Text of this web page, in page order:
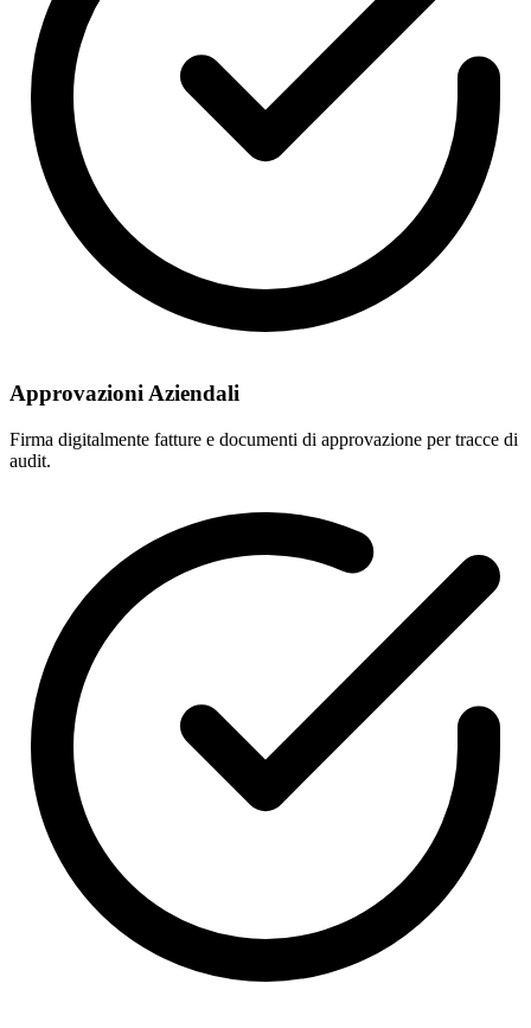
Approvazioni Aziendali
Firma digitalmente fatture e documenti di approvazione per tracce di
audit.